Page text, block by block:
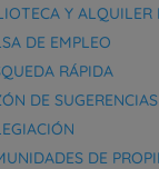
Y ALQUILER
DE EMPLEO
RÁPIDA
DE SUGERENCIAS
DE